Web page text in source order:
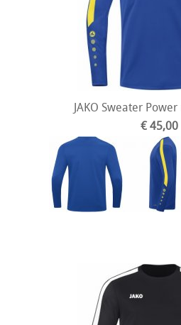
JAKO Sweater
€ 45,00